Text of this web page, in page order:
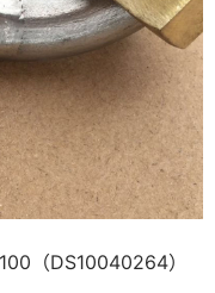
（DS10040264）